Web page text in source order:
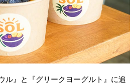
ル』と『グリークヨーグルト』に追